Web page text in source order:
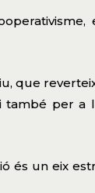
que
per a
és un eix